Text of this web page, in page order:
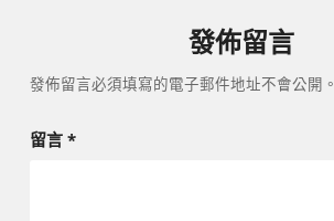
發佈留言
發佈留言必須填寫的電子郵件地址不會公開。
留言 *